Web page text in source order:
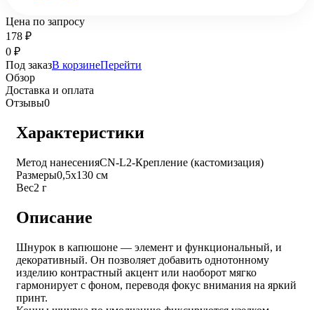
Цена по запросу
178 ₽
0 ₽
Под заказВ корзинеПерейти
Обзор
Доставка и оплата
Отзывы0
Характеристики
Метод нанесенияCN-L2-Крепление (кастомизация)
Размеры0,5х130 см
Вес2 г
Описание
Шнурок в капюшоне — элемент и функциональный, и
декоративный. Он позволяет добавить однотонному
изделию контрастный акцент или наоборот мягко
гармонирует с фоном, переводя фокус внимания на яркий
принт.